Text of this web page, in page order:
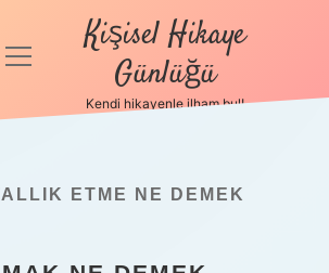
menüyü
Kişisel Hikaye
Günlüğü
Kendi hikayenle ilham bul!
ETME NE DEMEK